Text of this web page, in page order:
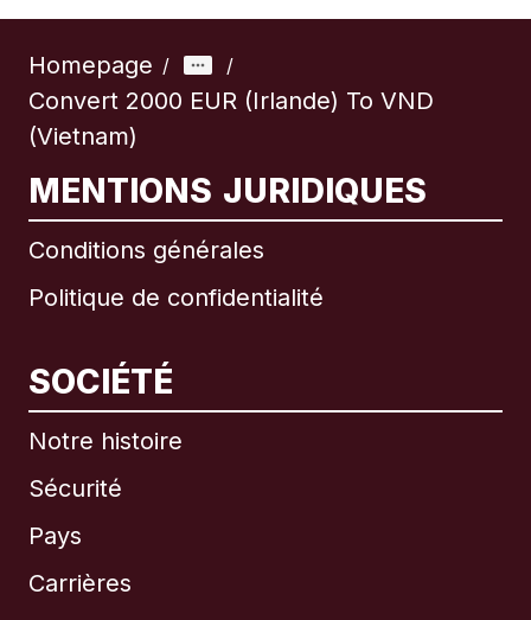
Homepage / /
Convert 2000 EUR (Irlande) To VND
(Vietnam)
MENTIONS JURIDIQUES
Conditions générales
Politique de confidentialité
SOCIÉTÉ
Notre histoire
Sécurité
Pays
Carrières